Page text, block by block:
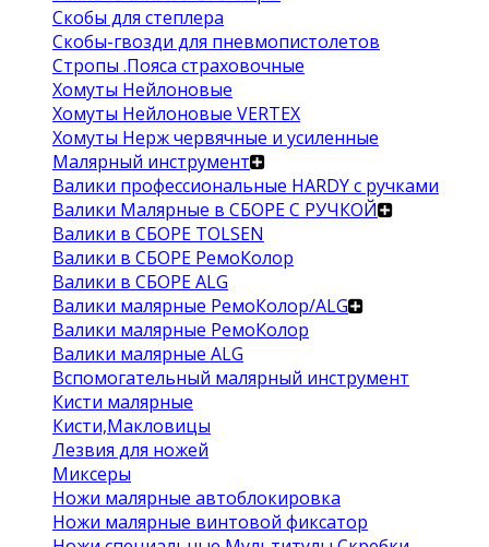
Скобы для степлера
Скобы-гвозди для пневмопистолетов
Стропы .Пояса страховочные
Хомуты Нейлоновые
Хомуты Нейлоновые VERTEX
Хомуты Нерж червячные и усиленные
Малярный инструмент
Валики профессиональные HARDY с ручками
Валики Малярные в СБОРЕ С РУЧКОЙ
Валики в СБОРЕ TOLSEN
Валики в СБОРЕ РемоКолор
Валики в СБОРЕ ALG
Валики малярные РемоКолор/ALG
Валики малярные РемоКолор
Валики малярные ALG
Вспомогательный малярный инструмент
Кисти малярные
Кисти,Макловицы
Лезвия для ножей
Миксеры
Ножи малярные автоблокировка
Ножи малярные винтовой фиксатор